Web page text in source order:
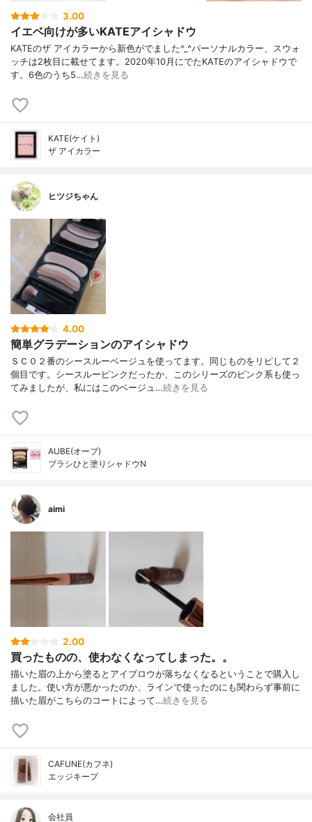
3.00
イエベ向けが多いKATEアイシャドウ
KATEのザ アイカラーから新色がでました^_^パーソナルカラー、スウォ
ッチは2枚目に載せてます。2020年10月にでたKATEのアイシャドウで
す。6色のうち5…続きを見る
KATE(ケイト)
ザ アイカラー
ヒツジちゃん
4.00
簡単グラデーションのアイシャドウ
ＳＣ０２番のシースルーベージュを使ってます。同じものをリピして２
個目です。シースルーピンクだったか、このシリーズのピンク系も使っ
てみましたが、私にはこのベージュ…続きを見る
AUBE(オーブ)
ブラシひと塗りシャドウN
aimi
2.00
買ったものの、使わなくなってしまった。。
描いた眉の上から塗るとアイブロウが落ちなくなるということで購入し
ました。使い方が悪かったのか、ラインで使ったのにも関わらず事前に
描いた眉がこちらのコートによって…続きを見る
CAFUNE(カフネ)
エッジキープ
会社員